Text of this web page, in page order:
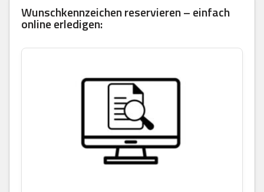
Wunschkennzeichen reservieren – einfach
online erledigen: